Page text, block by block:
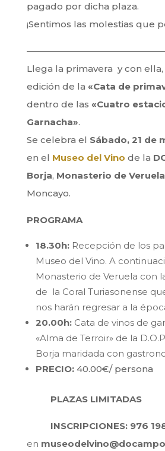
pagado por dicha plaza.
¡Sentimos las molestias que
Llega la primavera y con
edición de la «Cata de
dentro de las «Cuatro
Garnacha».
Se celebra el Sábado, 21 de
en el Museo del Vino de la
Borja, Monasterio de Veruela
Moncayo.
PROGRAMA
18.30h:Recepción de los
Museo del Vino. A
Monasterio de Veruela con
de la Coral Turiasonense
nos harán regresar a la
20.00h:Cata de vinos de
«Alma de Terroir» de la
Borja maridada con
PRECIO:40.00€/ persona
PLAZAS LIMITADAS
INSCRIPCIONES: 976
en